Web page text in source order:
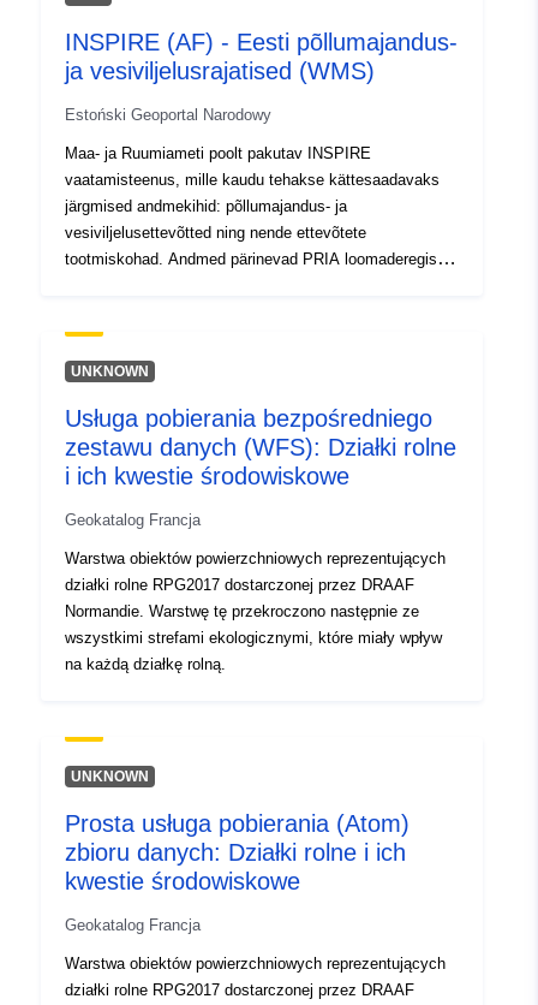
INSPIRE (AF) - Eesti põllumajandus-
ja vesiviljelusrajatised (WMS)
Estoński Geoportal Narodowy
Maa- ja Ruumiameti poolt pakutav INSPIRE
vaatamisteenus, mille kaudu tehakse kättesaadavaks
järgmised andmekihid: põllumajandus- ja
vesiviljelusettevõtted ning nende ettevõtete
tootmiskohad. Andmed pärinevad PRIA loomaderegistri
UNKNOWN
Usługa pobierania bezpośredniego
zestawu danych (WFS): Działki rolne
i ich kwestie środowiskowe
Geokatalog Francja
Warstwa obiektów powierzchniowych reprezentujących
działki rolne RPG2017 dostarczonej przez DRAAF
Normandie. Warstwę tę przekroczono następnie ze
wszystkimi strefami ekologicznymi, które miały wpływ
na każdą działkę rolną.
UNKNOWN
Prosta usługa pobierania (Atom)
zbioru danych: Działki rolne i ich
kwestie środowiskowe
Geokatalog Francja
Warstwa obiektów powierzchniowych reprezentujących
działki rolne RPG2017 dostarczonej przez DRAAF